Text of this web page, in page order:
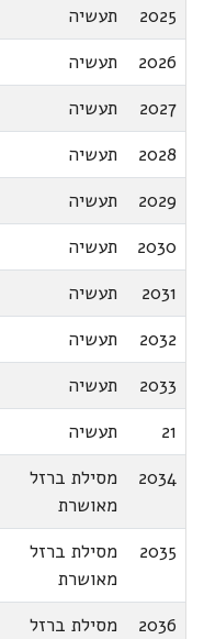
2025
תעשיה
2026
תעשיה
2027
תעשיה
2028
תעשיה
2029
תעשיה
2030
תעשיה
2031
תעשיה
2032
תעשיה
2033
תעשיה
21
תעשיה
2034
מסילת ברזל
מאושרת
2035
מסילת ברזל
מאושרת
2036
מסילת ברזל